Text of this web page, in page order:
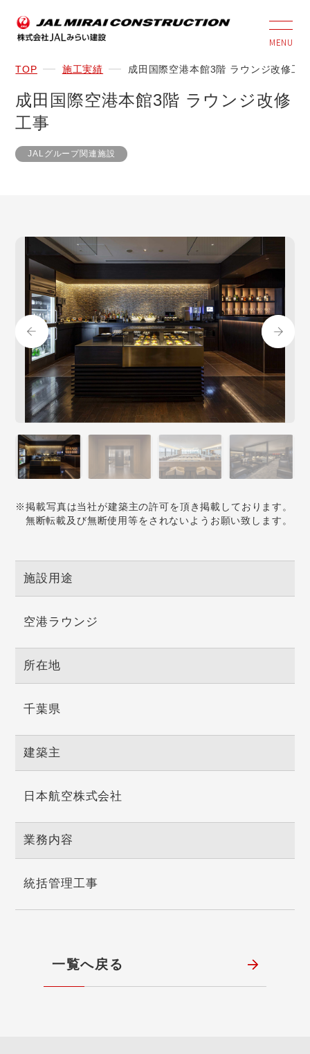
MENU
TOP 施工実績 成田国際空港本館3階 ラウンジ改修工
成田国際空港本館3階 ラウンジ改修
工事
JALグループ関連施設
※掲載写真は当社が建築主の許可を頂き掲載しております。
無断転載及び無断使用等をされないようお願い致します。
施設用途
空港ラウンジ
所在地
千葉県
建築主
日本航空株式会社
業務内容
統括管理工事
一覧へ戻る